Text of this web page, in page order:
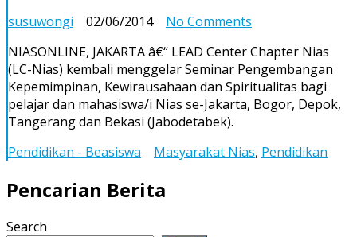
susuwongi 02/06/2014 No Comments
Daftarkan
Diri
di
Seminar
Center-
Nias
NIASONLINE, JAKARTA â€“ LEAD Center Chapter Nias
(LC-Nias) kembali menggelar Seminar Pengembangan
Kepemimpinan, Kewirausahaan dan Spiritualitas bagi
pelajar dan mahasiswa/i Nias se-Jakarta, Bogor, Depok,
Tangerang dan Bekasi (Jabodetabek).
Pendidikan - Beasiswa
Masyarakat Nias, Pendidikan
Pencarian Berita
Search